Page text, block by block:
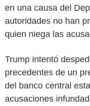
en una causa del
autoridades no han
quien niega las
Trump intentó
precedentes de un
del banco central
acusaciones